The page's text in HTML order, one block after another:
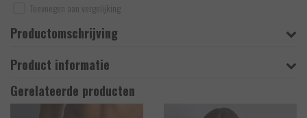
Toevoegen aan vergelijking
Productomschrijving
Product informatie
Gerelateerde producten